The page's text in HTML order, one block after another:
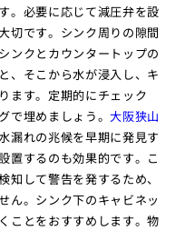
。必要に応じて減圧弁を設
切です。シンク周りの隙間
ンクとカウンタートップの
、そこから水が浸入し、キ
ます。定期的にチェック
で埋めましょう。大阪狭山
漏れの兆候を早期に発見す
置するのも効果的です。こ
知して警告を発するため、
ん。シンク下のキャビネッ
ことをおすすめします。物